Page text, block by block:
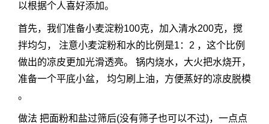
以根据个人喜好添加。
首先，我们准备小麦淀粉100克，加入清水200克，搅
拌均匀， 注意小麦淀粉和水的比例是1：2 ，这个比例
做出的凉皮更加光滑透亮。 锅内烧水，大火把水烧开，
准备一个平底小盆， 均匀刷上油，方便蒸好的凉皮脱模
。
做法 把面粉和盐过筛后(没有筛子也可以不过)，一点点